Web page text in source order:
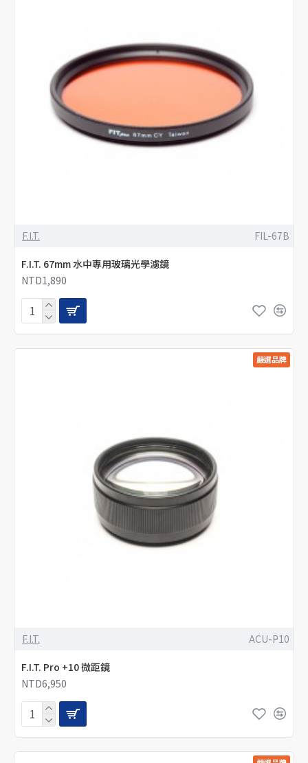
F.I.T. FIL-67B
F.I.T. 67mm 水中專用玻璃光學濾鏡
NTD1,890
嚴選品牌
F.I.T. ACU-P10
F.I.T. Pro +10 微距鏡
NTD6,950